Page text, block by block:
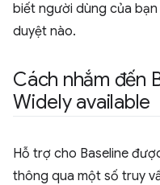
biết người dùng của
duyệt nào.
Cách nhắm đến
Widely available
Hỗ trợ cho Baseline
thông qua một số truy